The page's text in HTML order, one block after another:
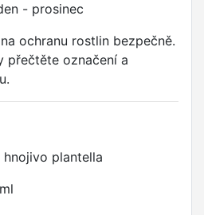
- prosinec
ochranu rostlin bezpečně.
přečtěte označení a
hnojivo plantella